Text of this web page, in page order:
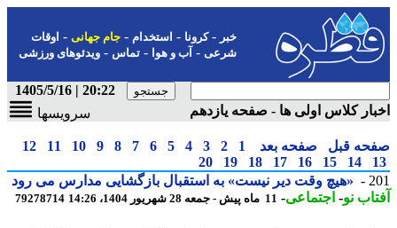
-کرونا-استخدام- جام جهانی-اوقات
شرعی-آب و هوا-تماس-ویدئوهای ورزشی
20:22 | 1405/5/16
کلاس اولی ها - صفحه یازدهم
سرویسها
قبل صفحه بعد 1
2
3
4
5
6
7
8
9
10
11
12
14
15
16
17
18
19
20
«هیچ وقت دیر نیست» به استقبال بازگشایی مدارس می رود
نو- اجتماعی-11 ماه پیش - جمعه 28 شهریور 1404، 14:26 79278714